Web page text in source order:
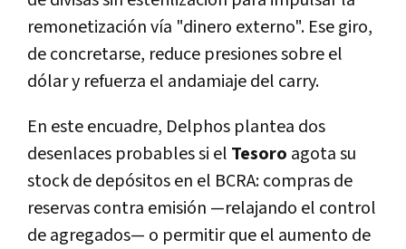
remonetización vía "dinero externo". Ese giro,
de concretarse, reduce presiones sobre el
dólar y refuerza el andamiaje del carry.
En este encuadre, Delphos plantea dos
desenlaces probables si el Tesoro agota su
stock de depósitos en el BCRA: compras de
reservas contra emisión —relajando el control
de agregados— o permitir que el aumento de